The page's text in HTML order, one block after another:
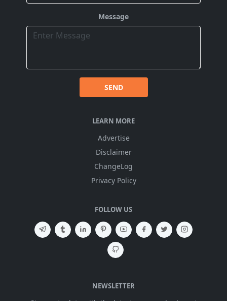
Message
SEND
LEARN MORE
Advertise
Disclaimer
ChangeLog
Privacy Policy
FOLLOW US
NEWSLETTER